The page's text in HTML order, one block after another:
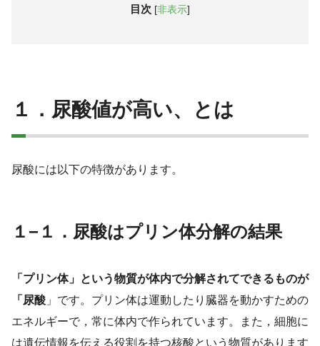
目次 [非表示]
１．尿酸値が高い、とは
尿酸には以下の特徴があります。
１−１．尿酸はプリン体分解の結果
「プリン体」という物質が体内で分解されてできるものが
「尿酸 」です。プリン体は運動したり臓器を動かすための
エネルギーで，常に体内で作られています。また，細胞に
は遺伝情報を伝える役割を持つ核酸という物質があります